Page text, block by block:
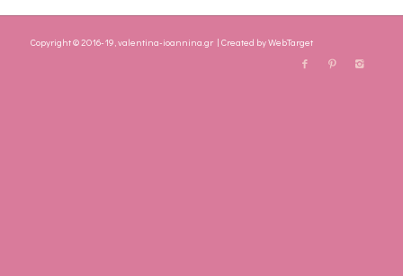
Copyright © 2016-19, valentina-ioannina.gr | Created byWebTarget